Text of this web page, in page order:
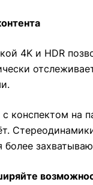
4K и HDR
конспектом на
более